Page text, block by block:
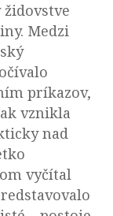
židovstve
Medzi
príkazov,
vznikla
nad
vyčítal